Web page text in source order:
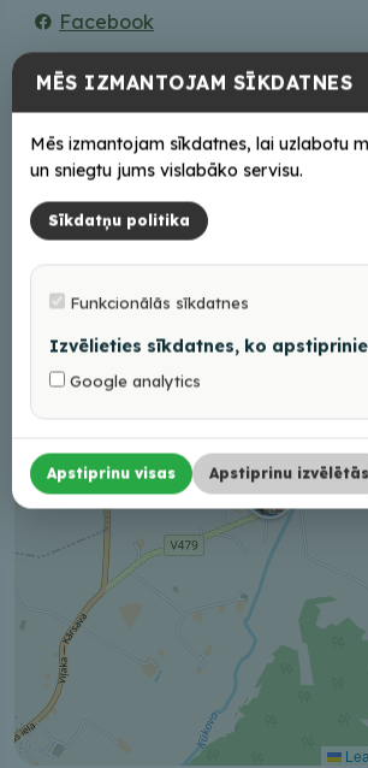
Facebook
Darba laiks
Iepriekš piesakoties
−
MĒS IZMANTOJAM SĪKDATNES
Mēs izmantojam sīkdatnes, lai uzlabotu
un sniegtu jums vislabāko servisu.
Sīkdatņu politika
Funkcionālās sīkdatnes
Izvēlieties sīkdatnes, ko
Google analytics
Apstiprinu visas Apstiprinu izvēlētās